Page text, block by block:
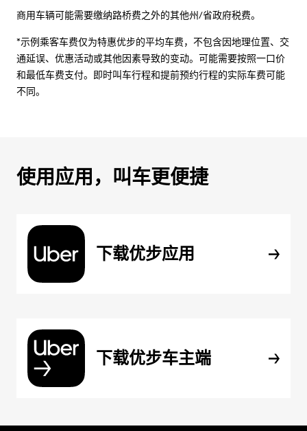
商用车辆可能需要缴纳路桥费之外的其他州/省政府税费。
*示例乘客车费仅为特惠优步的平均车费，不包含因地理位置、交
通延误、优惠活动或其他因素导致的变动。可能需要按照一口价
和最低车费支付。即时叫车行程和提前预约行程的实际车费可能
不同。
使用应用，叫车更便捷
下载优步应用
下载优步车主端